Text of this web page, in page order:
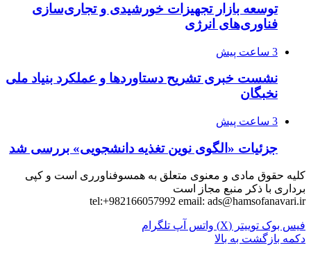
توسعه بازار تجهیزات خورشیدی و تجاری‌سازی
فناوری‌های انرژی
3 ساعت پیش
نشست خبری تشریح دستاوردها و عملکرد بنیاد ملی
نخبگان
3 ساعت پیش
جزئیات «الگوی نوین تغذیه دانشجویی» بررسی شد
کلیه حقوق مادی و معنوی متعلق به همسوفناورری است و کپی
برداری با ذکر منبع مجاز است
tel:+982166057992 email: ads@hamsofanavari.ir
فیس بوک توییتر (X) واتس آپ تلگرام
دکمه بازگشت به بالا